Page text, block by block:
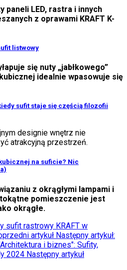
paneli LED, rastra i innych
z oprawami KRAFT K-
listwowy
się nuty „jabłkowego”
idealnie wpasowuje się
sufit staje się częścią filozofii
designie wnętrz nie
atrakcyjną przestrzeń.
na suficie? Nic
z okrągłymi lampami i
pomieszczenie jest
okrągłe.
sufit rastrowy KRAFT w
artykuł Następny artykuł:
i biznes": Sufity,
2024 Następny artykuł